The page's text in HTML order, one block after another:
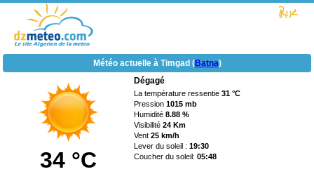
Météo actuelle à Timgad (Batna)
34 °C
Dégagé
La température ressentie31 °C
Pression1015 mb
Humidité8.88 %
Visibilité24 Km
Vent25 km/h
Lever du soleil :19:30
Coucher du soleil:05:48